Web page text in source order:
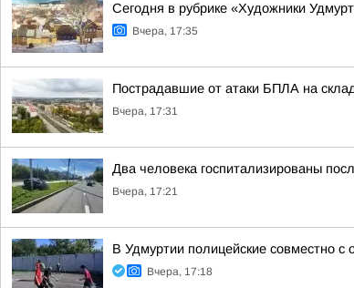
Сегодня в рубрике «Художники
Вчера, 17:35
Пострадавшие от атаки БПЛА на
Вчера, 17:31
Два человека госпитализированы
Вчера, 17:21
В Удмуртии полицейские совместно
Вчера, 17:18